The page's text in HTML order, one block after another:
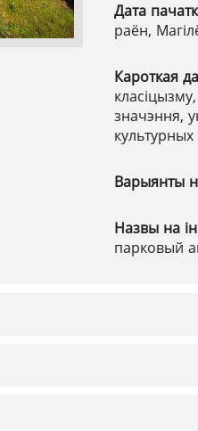
Дата
раён,
Кароткая
значэння,
Варыянты
Назвы на
парковый